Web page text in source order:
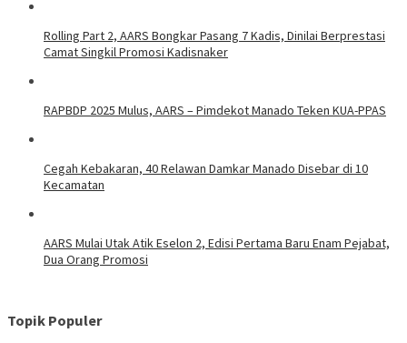
Rolling Part 2, AARS Bongkar Pasang 7 Kadis, Dinilai Berprestasi
Camat Singkil Promosi Kadisnaker
RAPBDP 2025 Mulus, AARS – Pimdekot Manado Teken KUA-PPAS
Cegah Kebakaran, 40 Relawan Damkar Manado Disebar di 10
Kecamatan
AARS Mulai Utak Atik Eselon 2, Edisi Pertama Baru Enam Pejabat,
Dua Orang Promosi
Topik Populer